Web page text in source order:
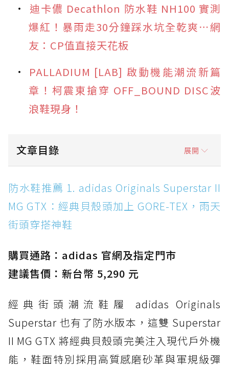
迪卡儂 Decathlon 防水鞋 NH100 實測
爆紅！暴雨走30分鐘踩水坑全乾爽⋯網
友：CP值直接天花板
PALLADIUM [LAB] 啟動機能潮流新篇
章！柯震東搶穿 OFF_BOUND DISC波
浪鞋現身！
文章目錄 展開
防水鞋推薦 1. adidas Originals Superstar II
MG GTX：經典貝殼頭加上 GORE-TEX，雨天街
頭穿搭神鞋
防水鞋推薦 2. New Balance Hierro v9 GORE-
防水鞋推薦 3. Nike Dunk Low GORE-TEX：
經典 Dunk 輪廓加上防水科技，雨天穿搭帥度不
打折
防水鞋推薦 4. ASICS TRABUCO 14 GTX：搭
載 GORE-TEX 隱形貼合科技，全方位防水神鞋
防水鞋推薦 5. Salomon XT-6 GORE-TEX：潮
人必備山系鞋王！防滑、防水與街頭顏值一次攻
頂
防水鞋推薦 1. adidas Originals Superstar II
MG GTX：經典貝殼頭加上 GORE-TEX，雨天
街頭穿搭神鞋
購買通路：adidas 官網及指定門市
建議售價：新台幣 5,290 元
經典街頭潮流鞋履 adidas Originals
Superstar 也有了防水版本，這雙 Superstar
II MG GTX 將經典貝殼頭完美注入現代戶外機
能，鞋面特別採用高質感磨砂革與軍規級彈